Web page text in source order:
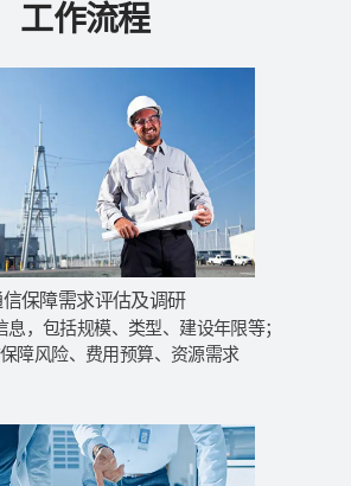
工作流程
保障需求评估及调研
息，包括规模、类型、建设年限等；
障风险、费用预算、资源需求